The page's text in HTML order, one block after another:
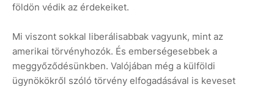
földön védik az érdekeiket.
Mi viszont sokkal liberálisabbak vagyunk, mint az
amerikai törvényhozók. És emberségesebbek a
meggyőződésünkben. Valójában még a külföldi
ügynökökről szóló törvény elfogadásával is keveset